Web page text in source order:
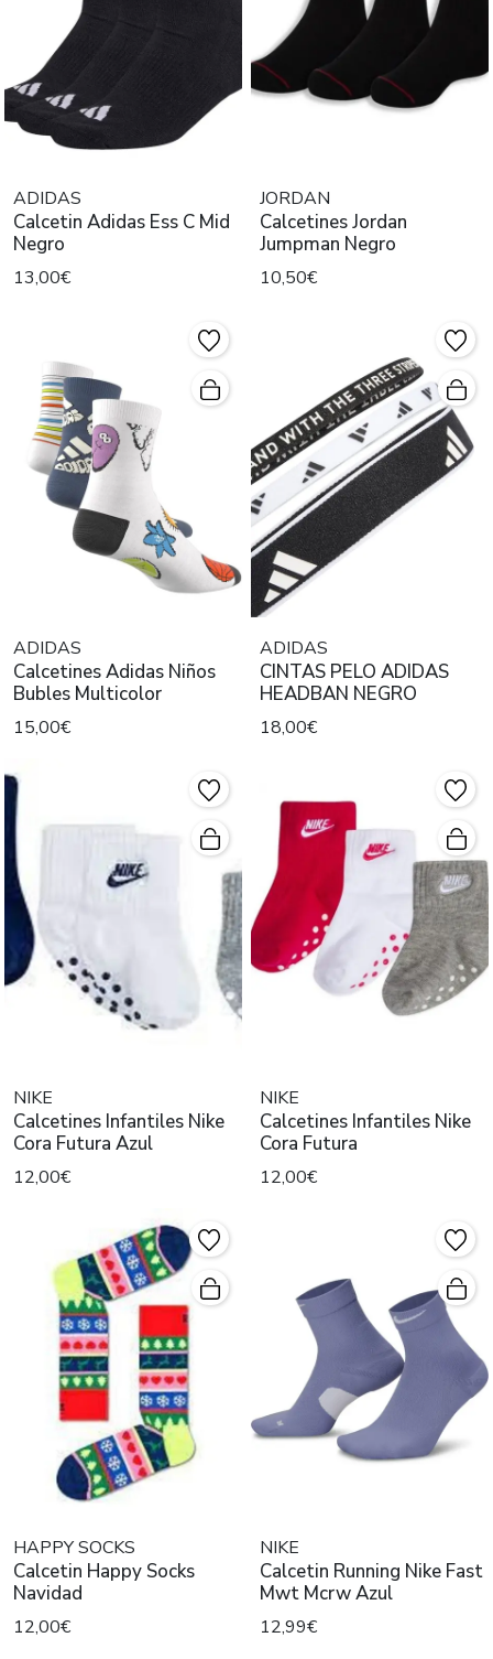
ADIDAS
Calcetin Adidas Ess C Mid
Negro
13,00€
JORDAN
Calcetines Jordan
Jumpman Negro
10,50€
ADIDAS
Calcetines Adidas Niños
Bubles Multicolor
15,00€
ADIDAS
CINTAS PELO ADIDAS
HEADBAN NEGRO
18,00€
NIKE
Calcetines Infantiles Nike
Cora Futura Azul
12,00€
NIKE
Calcetines Infantiles Nike
Cora Futura
12,00€
HAPPY SOCKS
Calcetin Happy Socks
Navidad
12,00€
NIKE
Calcetin Running Nike Fast
Mwt Mcrw Azul
12,99€